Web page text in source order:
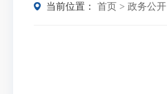
当前位置： 首页 >政务公开